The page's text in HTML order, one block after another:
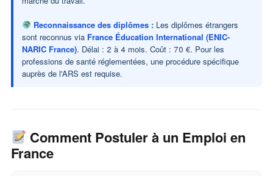
Reconnaissance des diplômes :Les diplômes étrangers
sont reconnus via France Éducation International (ENIC-
NARIC France). Délai : 2 à 4 mois. Coût : 70 €. Pour les
professions de santé réglementées, une procédure spécifique
auprès de l'ARS est requise.
Comment Postuler à un Emploi en
France